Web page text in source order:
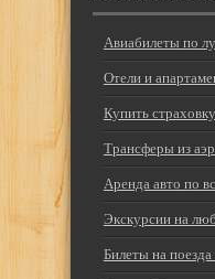
Авиабилеты по
Отели и
Купить
Трансферы из
Аренда авто по
Экскурсии на
Билеты на